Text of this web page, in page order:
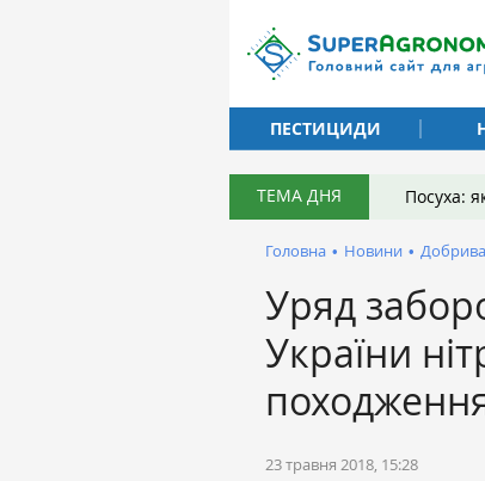
ПЕСТИЦИДИ
ТЕМА ДНЯ Посуха:
Головна • Новини • Добрива
Уряд
України
23 травня 2018, 15:28